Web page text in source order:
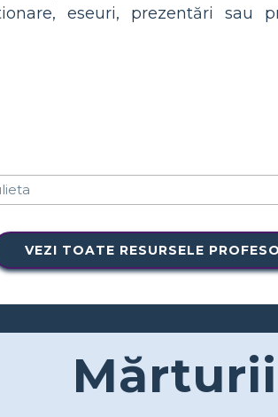
eseuri, prezentări
VEZI TOATE RESURSELE
Mărturii